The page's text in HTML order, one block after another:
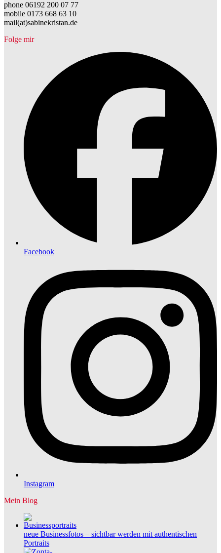
phone 06192 200 07 77
mobile 0173 668 63 10
mail(at)sabinekristan.de
Folge mir
Facebook
Instagram
Mein Blog
neue Businessfotos – sichtbar werden mit authentischen
Portraits